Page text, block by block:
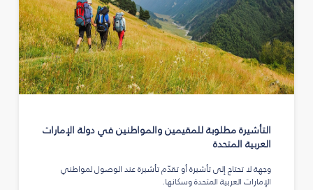
التأشيرة مطلوبة للمقيمين والمواطنين في دولة الإمارات
العربية المتحدة
وجهة لا تحتاج إلى تأشيرة أو تقدّم تأشيرة عند الوصول لمواطني
الإمارات العربية المتحدة وسكانها.